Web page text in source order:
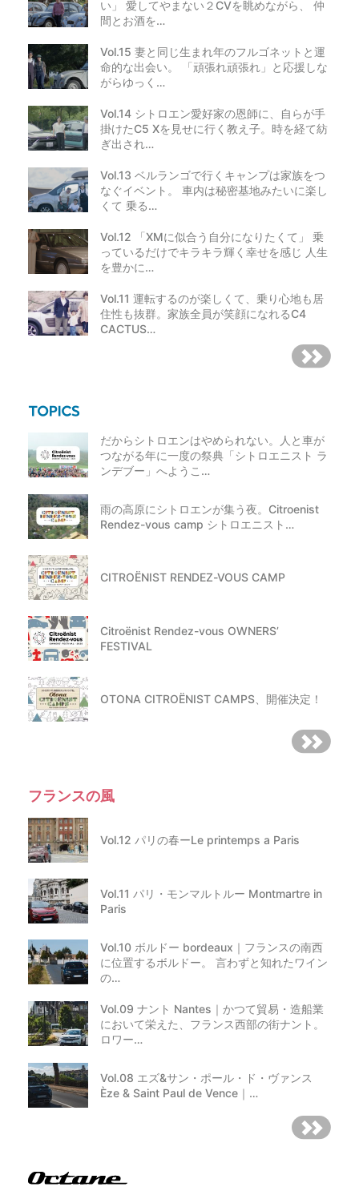
い」 愛してやまない２CVを眺めながら、 仲
間とお酒を…
Vol.15 妻と同じ生まれ年のフルゴネットと運
命的な出会い。 「頑張れ頑張れ」と応援しな
がらゆっく…
Vol.14 シトロエン愛好家の恩師に、自らが手
掛けたC5 Xを見せに行く教え子。時を経て紡
ぎ出され…
Vol.13 ベルランゴで行くキャンプは家族をつ
なぐイベント。 車内は秘密基地みたいに楽し
くて 乗る…
Vol.12 「XMに似合う自分になりたくて」 乗
っているだけでキラキラ輝く幸せを感じ 人生
を豊かに…
Vol.11 運転するのが楽しくて、乗り心地も居
住性も抜群。家族全員が笑顔になれるC4
CACTUS…
だからシトロエンはやめられない。人と車が
つながる年に一度の祭典「シトロエニスト ラ
ンデブー」へようこ…
雨の高原にシトロエンが集う夜。Citroenist
Rendez-vous camp シトロエニスト…
CITROËNIST RENDEZ-VOUS CAMP
Citroënist Rendez-vous OWNERS’
FESTIVAL
OTONA CITROËNIST CAMPS、開催決定！
フランスの風
Vol.12 パリの春ーLe printemps a Paris
Vol.11 パリ・モンマルトルー Montmartre in
Paris
Vol.10 ボルドー bordeaux｜フランスの南西
に位置するボルドー。 言わずと知れたワイン
の…
Vol.09 ナント Nantes｜かつて貿易・造船業
において栄えた、フランス西部の街ナント。
ロワー…
Vol.08 エズ&サン・ポール・ド・ヴァンス
Èze & Saint Paul de Vence｜…